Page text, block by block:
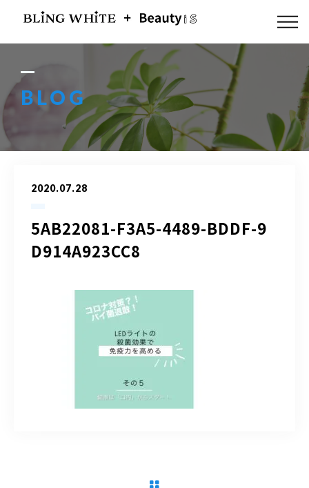
BLOG
2020.07.28
5AB22081-F3A5-4489-BDDF-9
D914A923CC8
ABOUT US
FLOW
MENU
ACCESS
090-9859-5917
平日 10：00～21：00
土日 10：00～20：00
祝日 10：00～20：00（不定休）